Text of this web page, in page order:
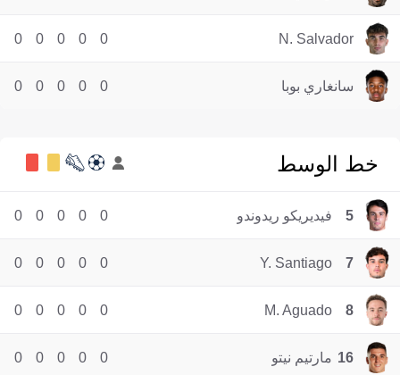
N. Salvador
0
0
0
0
0
سانغاري بوبا 0
0
0
0
0
خط الوسط
5 فيديريكو ريدوندو 0
0
0
0
0
7
Y. Santiago
0
0
0
0
0
8
M. Aguado
0
0
0
0
0
16 مارتيم نيتو 0
0
0
0
0